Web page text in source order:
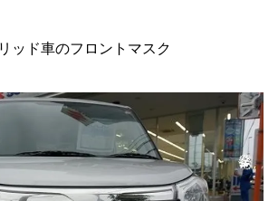
ッド車のフロントマスク